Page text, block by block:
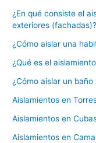
¿En qué consiste el
exteriores (fachadas)?
¿Cómo aislar una
¿Qué es el
¿Cómo aislar un baño
Aislamientos en
Aislamientos en
Aislamientos en